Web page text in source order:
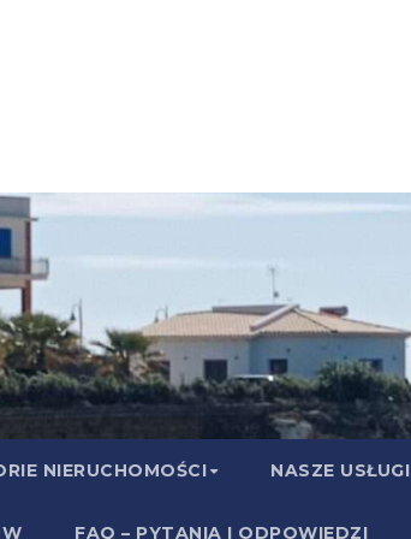
NIERUCHOMOŚCI NASZE USŁUGI
FAQ – PYTANIA I ODPOWIEDZI